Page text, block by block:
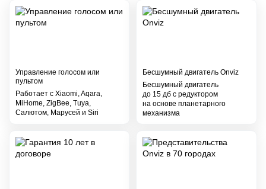
Управление голосом или
пультом
Работает с Xiaomi, Aqara,
MiHome, ZigBee, Tuya,
Салютом, Марусей и Siri
Бесшумный двигатель Onviz
Бесшумный двигатель
до 15 дб с редуктором
на основе планетарного
механизма